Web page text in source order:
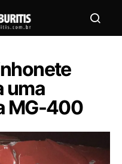
uma
MG-400